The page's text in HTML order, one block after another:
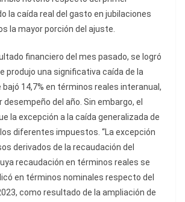
la caída real del gasto en jubilaciones
la mayor porción del ajuste.
financiero del mes pasado, se logró
produjo una significativa caída de la
14,7% en términos reales interanual,
desempeño del año. Sin embargo, el
la excepción a la caída generalizada de
diferentes impuestos. “La excepción
derivados de la recaudación del
recaudación en términos reales se
en términos nominales respecto del
como resultado de la ampliación de